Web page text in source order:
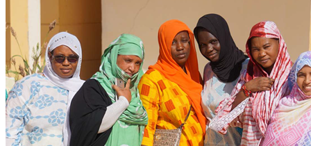
Ressources & Publications
Téléchargez nos dernières